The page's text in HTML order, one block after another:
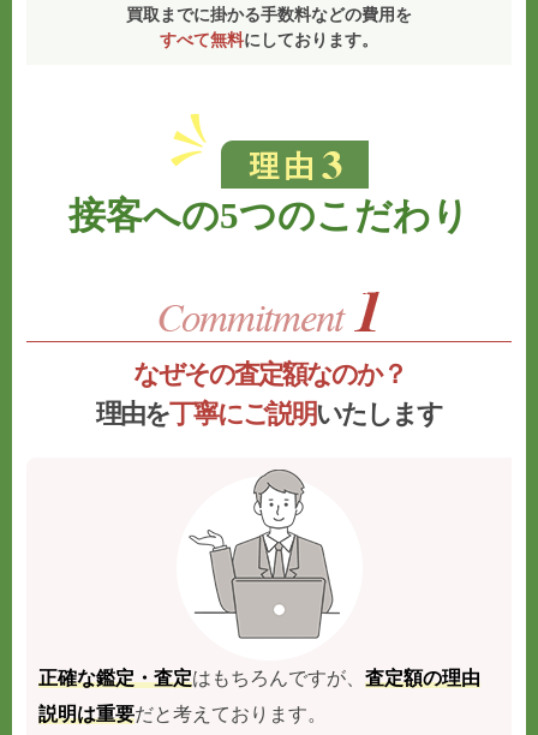
買取までに掛かる手数料などの費用を
すべて無料にしております。
接客への5つのこだわり
なぜその査定額なのか？
理由を丁寧にご説明いたします
正確な鑑定・査定はもちろんですが、査定額の理由
説明は重要だと考えております。